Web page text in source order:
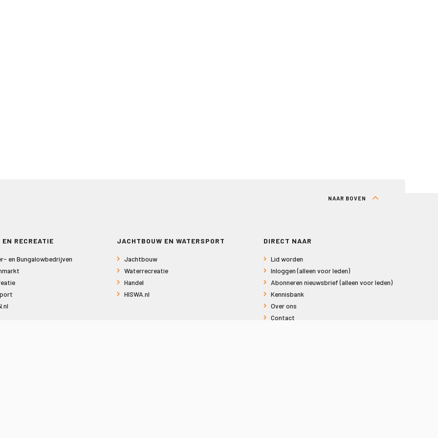
NAAR BOVEN
EN RECREATIE
en Bungalowbedrijven
JACHTBOUW EN WATERSPORT
Jachtbouw
Waterrecreatie
Handel
HISWA.nl
DIRECT NAAR
Lid worden
Inloggen (alleen voor leden)
Abonneren nieuwsbrief (alleen voor leden)
Kennisbank
Over ons
Contact